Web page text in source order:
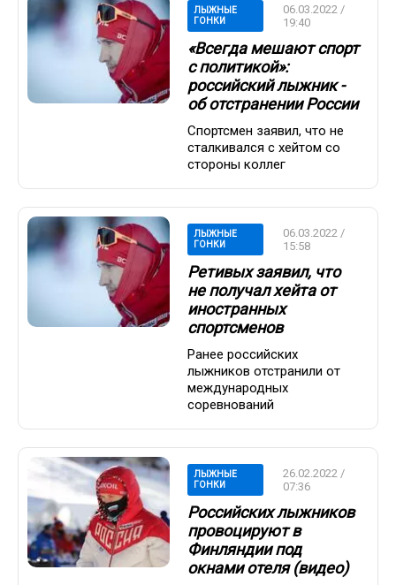
ЛЫЖНЫЕ
ГОНКИ
06.03.2022 /
19:40
«Всегда мешают спорт
с политикой»:
российский лыжник -
об отстранении России
Спортсмен заявил, что не
сталкивался с хейтом со
стороны коллег
ЛЫЖНЫЕ
ГОНКИ
06.03.2022 /
15:58
Ретивых заявил, что
не получал хейта от
иностранных
спортсменов
Ранее российских
лыжников отстранили от
международных
соревнований
ЛЫЖНЫЕ
ГОНКИ
26.02.2022 /
07:36
Российских лыжников
провоцируют в
Финляндии под
окнами отеля (видео)